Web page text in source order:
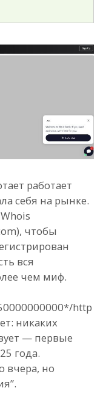
работает
себя на рынке.
чтобы
вся
чем миф.
http
никаких
— первые
года.
вчера, но